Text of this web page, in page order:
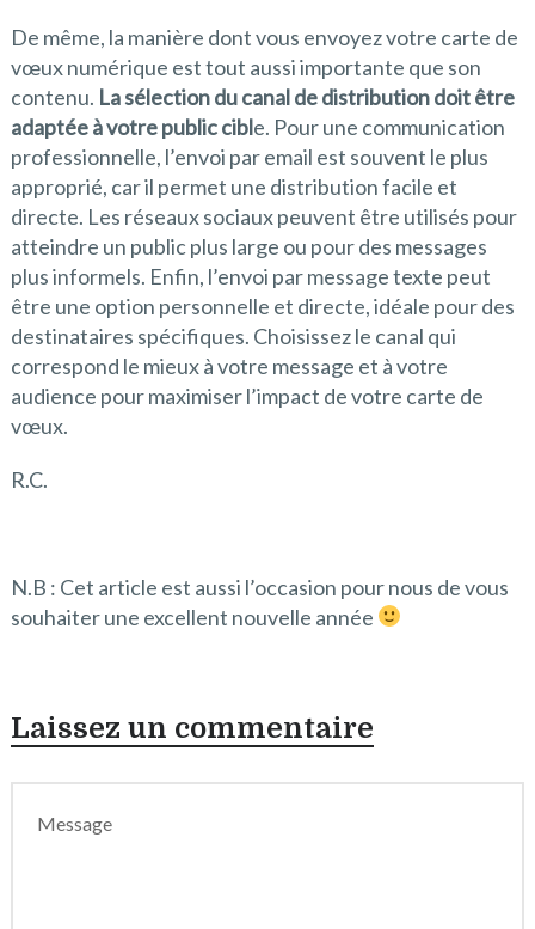
De même, la manière dont vous envoyez votre carte de
vœux numérique est tout aussi importante que son
contenu. La sélection du canal de distribution doit être
adaptée à votre public cible. Pour une communication
professionnelle, l’envoi par email est souvent le plus
approprié, car il permet une distribution facile et
directe. Les réseaux sociaux peuvent être utilisés pour
atteindre un public plus large ou pour des messages
plus informels. Enfin, l’envoi par message texte peut
être une option personnelle et directe, idéale pour des
destinataires spécifiques. Choisissez le canal qui
correspond le mieux à votre message et à votre
audience pour maximiser l’impact de votre carte de
vœux.
R.C.
N.B : Cet article est aussi l’occasion pour nous de vous
souhaiter une excellent nouvelle année
Laissez un commentaire